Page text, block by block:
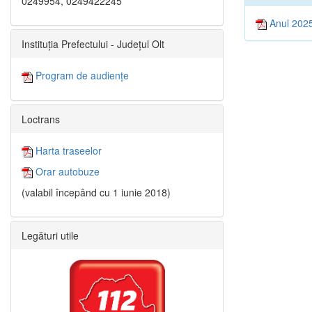
Anul
Instituția Prefectului - Județul Olt
Program de audiențe
Loctrans
Harta traseelor
Orar autobuze
(valabil începând cu 1 iunie 2018)
Legături utile